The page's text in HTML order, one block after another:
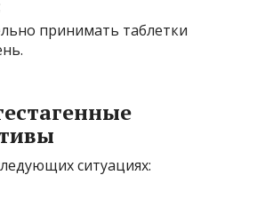
принимать таблетки
ситуациях: